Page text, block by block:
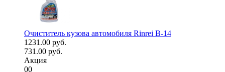
Очиститель кузова автомобиля Rinrei B-14
1231.00 руб.
731.00 руб.
Акция
00